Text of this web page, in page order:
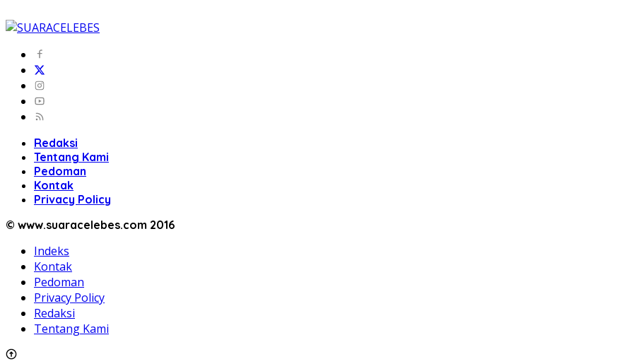
Redaksi
Tentang Kami
Pedoman
Kontak
Privacy Policy
© www.suaracelebes.com 2016
Indeks
Kontak
Pedoman
Privacy Policy
Redaksi
Tentang Kami